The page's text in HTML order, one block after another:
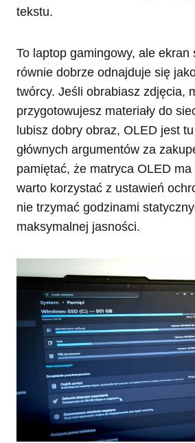
tekstu.
To laptop gamingowy, ale ekran
równie dobrze odnajduje się
twórcy. Jeśli obrabiasz zdjęcia,
przygotowujesz materiały do
lubisz dobry obraz, OLED jest
głównych argumentów za
pamiętać, że matryca OLED
warto korzystać z ustawień
nie trzymać godzinami
maksymalnej jasności.